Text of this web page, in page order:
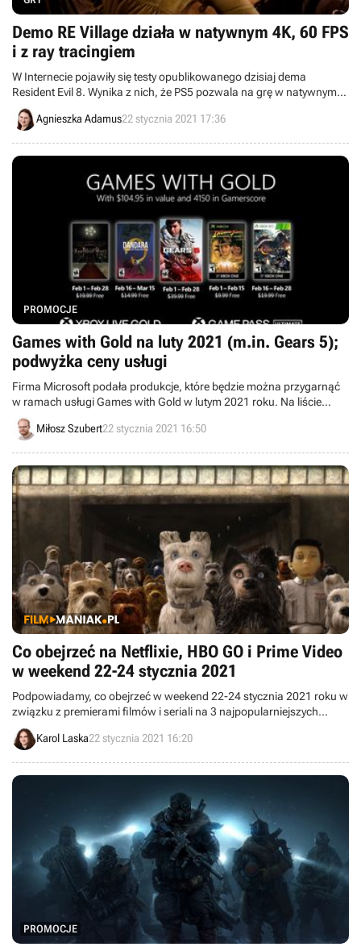
Demo RE Village działa w natywnym 4K, 60 FPS
i z ray tracingiem
W Internecie pojawiły się testy opublikowanego dzisiaj dema
Resident Evil 8. Wynika z nich, że PS5 pozwala na grę w natywnym
4K z włączoną opcją ray tracingu, zachowując przy tym przez
większość czasu 60 FPS.
Agnieszka Adamus22 stycznia 2021 17:36
PROMOCJE
Games with Gold na luty 2021 (m.in. Gears 5);
podwyżka ceny usługi
Firma Microsoft podała produkcje, które będzie można przygarnąć
w ramach usługi Games with Gold w lutym 2021 roku. Na liście
znalazły się między innymi Gears 5, Resident Evil oraz Indiana Jones
and the Emperor’s Tomb.
Miłosz Szubert22 stycznia 2021 16:50
Co obejrzeć na Netflixie, HBO GO i Prime Video
w weekend 22-24 stycznia 2021
Podpowiadamy, co obejrzeć w weekend 22-24 stycznia 2021 roku w
związku z premierami filmów i seriali na 3 najpopularniejszych
platformach streamingowych: Netfliksie, HBO GO i Amazon Prime
Video.Karol Laska22 stycznia 2021 16:20
PROMOCJE